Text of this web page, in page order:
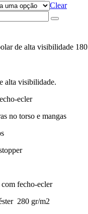
Clear
de alta visibilidade 180
alta visibilidade.
ecler
no torso e mangas
fecho-ecler
280 gr/m2